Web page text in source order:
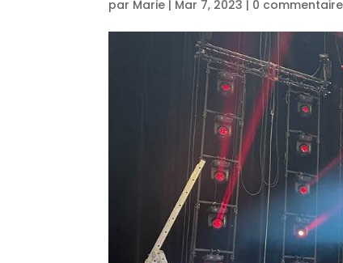
par Marie | Mar 7, 2023 | 0